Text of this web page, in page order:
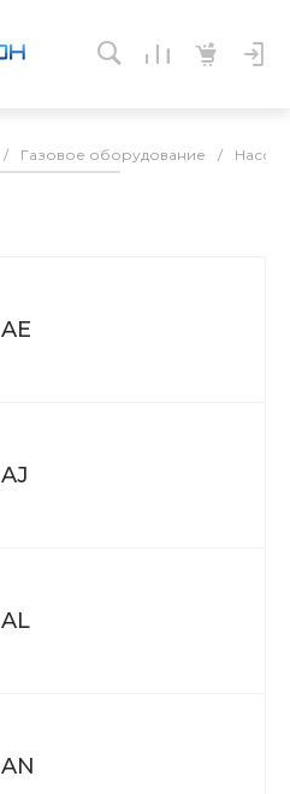
/ Газовое оборудование /